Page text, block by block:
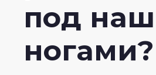
под
ногами?